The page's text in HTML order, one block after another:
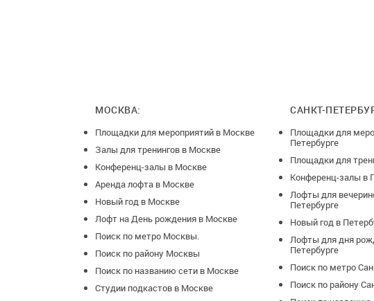
МОСКВА:
Площадки для мероприятий в Москве
Залы для тренингов в Москве
Конференц-залы в Москве
Аренда лофта в Москве
Новый год в Москве
Лофт на День рождения в Москве
Поиск по метро Москвы.
Поиск по району Москвы
Поиск по названию сети в Москве
Студии подкастов в Москве
САНКТ-
Площадки для
Петербурге
Площадки для
Конференц-залы в
Лофты для
Петербурге
Новый год в
Лофты для дня
Петербурге
Поиск по метро
Поиск по району